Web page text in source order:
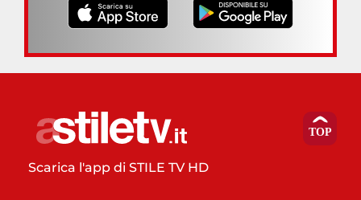
Scarica l'app di STILE TV HD